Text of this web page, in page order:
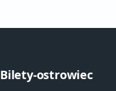
Bilety-ostrowiec